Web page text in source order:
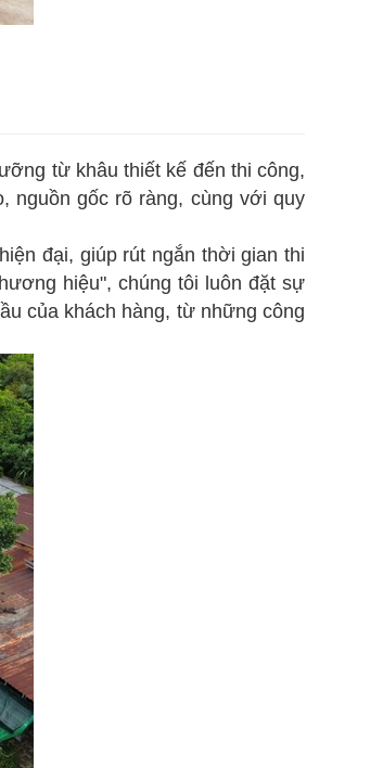
từ khâu thiết kế đến thi công,
nguồn gốc rõ ràng, cùng với quy
đại, giúp rút ngắn thời gian thi
hiệu", chúng tôi luôn đặt sự
của khách hàng, từ những công